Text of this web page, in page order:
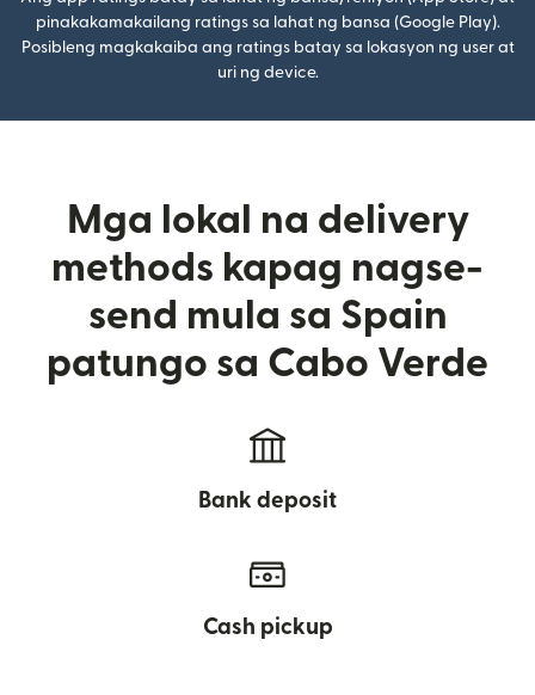
pinakakamakailang ratings sa lahat ng bansa (Google Play).
Posibleng magkakaiba ang ratings batay sa lokasyon ng user at
uri ng device.
Mga lokal na delivery
methods kapag nagse-
send mula sa Spain
patungo sa Cabo Verde
Bank deposit
Cash pickup